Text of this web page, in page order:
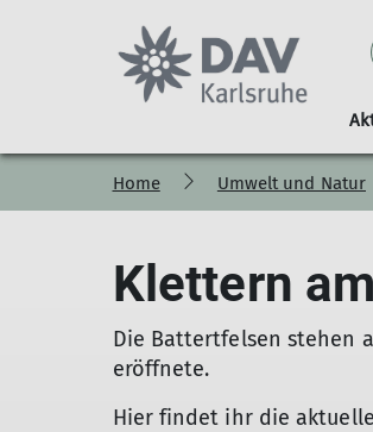
Termine und News
Ordentliche
Mitgliedschaft
Organisation
Referate
Positionen
Geschichte
Fidelitashütte
Tourenportal
Kontakt
Home Umwelt und Natur
Klettern
Die Battertfelsen stehen
eröffnete.
Hier findet ihr die